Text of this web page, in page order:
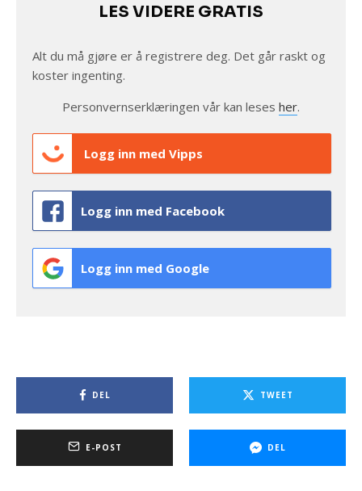
LES VIDERE GRATIS
Alt du må gjøre er å registrere deg. Det går raskt og
koster ingenting.
Personvernserklæringen vår kan leses her.
Logg inn med Vipps
Logg inn med Facebook
Logg inn med Google
DEL TWEET
E-POST DEL